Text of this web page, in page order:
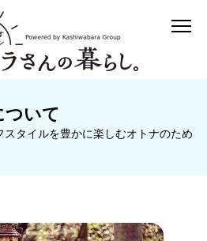
ついて
タイルを豊かに楽しむオトナのため